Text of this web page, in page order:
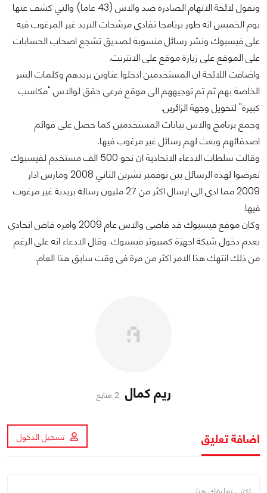
وتقول لائحة الاتهام الصادرة ضد والاس (43 عاما) والتي كشف عنها
يوم الخميس انه طور برنامجا تفادى مرشحات البريد غير المرغوب فيه
على فيسبوك ونشر رسائل منسوبة لصديق تشجع اصحاب الحسابات
على الموقع على زيارة موقع على الانترنت.
واضافت اللائحة ان المستخدمين ادخلوا عناوين بريدهم وكلمات السر
الخاصة بهم ثم تم توجيههم الى موقع فرعي حقق لوالاس "مكاسب
كبيرة" لتحويل وجهة الزائرين.
وجمع برنامج والاس بيانات المستخدمين كما حصل على قوائم
اصدقائهم وبعث لهم رسائل غير مرغوب فيها.
وقالت سلطات الادعاء الاتحادية ان نحو 500 الف مستخدم لفيسبوك
تعرضوا لهذه الرسائل بين نوفمبر تشرين الثاني 2008 ومارس اذار
2009 مما ادى الى ارسال اكثر من 27 مليون رسالة بريدية غير مرغوب
فيها.
وكان موقع فيسبوك قد قاضى والاس عام 2009 وامره قاض اتحادي
بعدم دخول شبكة اجهزة كمبيوتر فيسبوك. وقال الادعاء انه على الرغم
من ذلك انتهك هذا الامر اكثر من مرة في وقت سابق هذا العام.
ريم كمال 2 متابع
اضافة تعليق تسجيل الدخول